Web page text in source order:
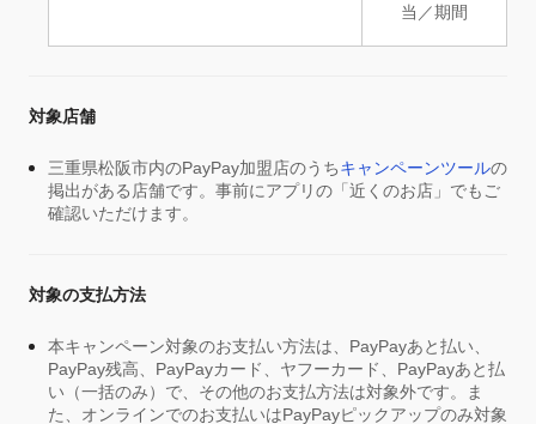
当／期間
対象店舗
三重県松阪市内のPayPay加盟店のうちキャンペーンツールの
掲出がある店舗です。事前にアプリの「近くのお店」でもご
確認いただけます。
対象の支払方法
本キャンペーン対象のお支払い方法は、PayPayあと払い、
PayPay残高、PayPayカード、ヤフーカード、PayPayあと払
い（一括のみ）で、その他のお支払方法は対象外です。ま
た、オンラインでのお支払いはPayPayピックアップのみ対象